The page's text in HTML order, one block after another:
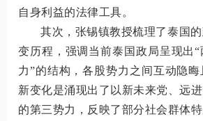
自身利益的法律工具。
其次，张锡镇教授梳理了泰国
变历程，强调当前泰国政局呈现出
力”的结构，各股势力之间互动隐
新变化是涌现出了以新未来党、远
的第三势力，反映了部分社会群体